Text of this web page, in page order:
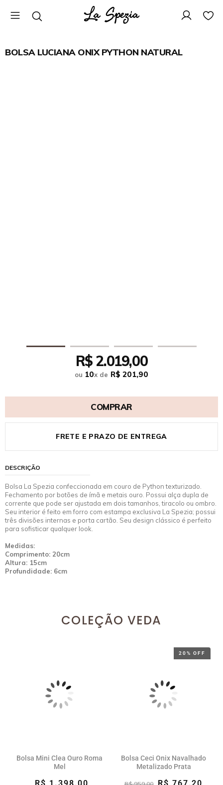
BOLSA LUCIANA ONIX PYTHON NATURAL
R$ 2.019,00
ou 10x de R$ 201,90
COMPRAR
FRETE E PRAZO DE ENTREGA
DESCRIÇÃO
Bolsa La Spezia confeccionada em couro de Python texturizado.
Fechamento por botões de ímã e metais ouro. Possui alça dupla de
corrente que pode ser ajustada em dois tamanhos, tiracolo ou ombro.
Seu interior é feito em forro com estampa exclusiva La Spezia; possui
três divisões internas e porta cartão. Seu design clássico é perfeito
para sofisticar qualquer look.
Medidas:
Comprimento: 20cm
Altura: 15cm
Profundidade: 6cm
COLEÇÃO VEDA
Bolsa Mini Clea Ouro Roma
Mel
20% OFF
Bolsa Ceci Onix Navalhado
Metalizado Prata